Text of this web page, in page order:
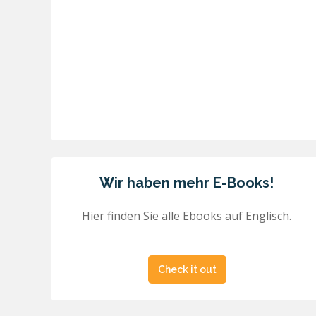
Wir haben mehr E-Books!
Hier finden Sie alle Ebooks auf Englisch.
Check it out